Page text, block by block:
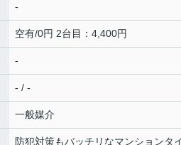
-
空有/0円 2台目：4,400円
-
- / -
一般媒介
防犯対策もバッチリなマンションタ